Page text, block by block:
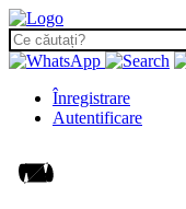
Înregistrare
Autentificare